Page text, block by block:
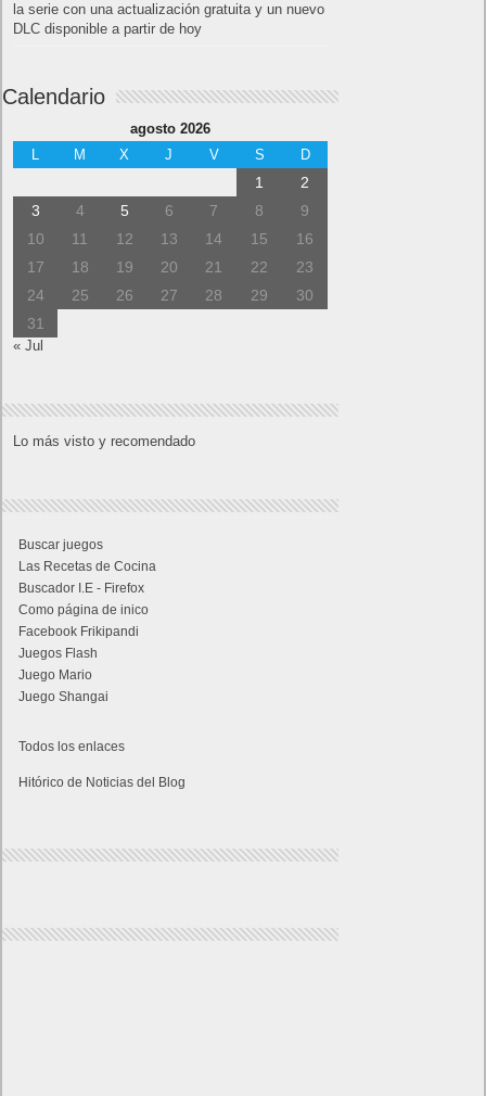
la serie con una actualización gratuita y un nuevo
DLC disponible a partir de hoy
Calendario
agosto 2026
L
M X J V S D
1
2
3
4 5 6 7 8
9
10
11 12 13 14 15
16
17
18 19 20 21 22
23
24
25 26 27 28 29
30
31
« Jul
Lo más visto y recomendado
Buscar juegos
Las Recetas de Cocina
Buscador I.E - Firefox
Como página de inico
Facebook Frikipandi
Juegos Flash
Juego Mario
Juego Shangai
Todos los enlaces
Hitórico de Noticias del Blog